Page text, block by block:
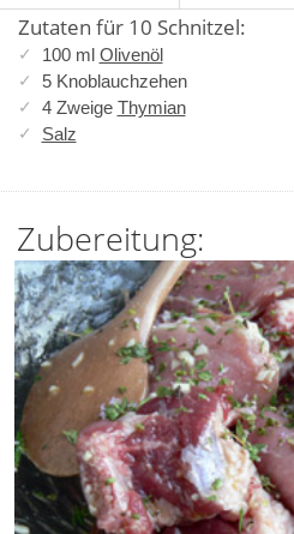
Zutaten für 10 Schnitzel:
100 ml Olivenöl
5 Knoblauchzehen
4 Zweige Thymian
Salz
Zubereitung: